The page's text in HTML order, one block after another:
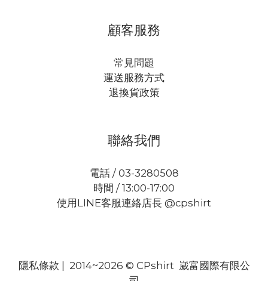
顧客服務
常見問題
運送服務方式
退換貨政策
聯絡我們
電話 / 03-3280508
時間 / 13:00-17:00
使用LINE客服連絡店長 @cpshirt
隱私條款 | 2014~2026 © CPshirt 崴富國際有限公